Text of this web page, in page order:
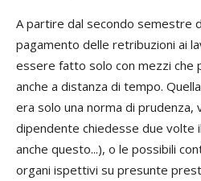
A partire dal secondo semestre
pagamento delle retribuzioni ai
essere fatto solo con mezzi che
anche a distanza di tempo.
era solo una norma di prudenza,
dipendente chiedesse due volte
anche questo...), o le possibili
organi ispettivi su presunte